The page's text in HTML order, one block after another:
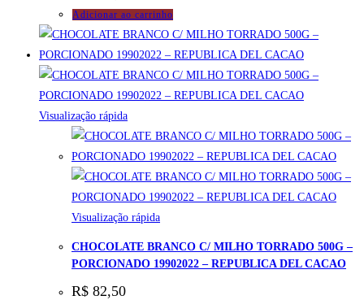
Adicionar ao carrinho
Visualização rápida
Visualização rápida
CHOCOLATE BRANCO C/ MILHO TORRADO 500G –
PORCIONADO 19902022 – REPUBLICA DEL CACAO
R$ 82,50